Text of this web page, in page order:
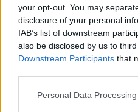
your opt-out. You may
disclosure of your personal
IAB’s list of downstream
also be disclosed by us to
Downstream Participants that
Please note that this website/
Personal Data